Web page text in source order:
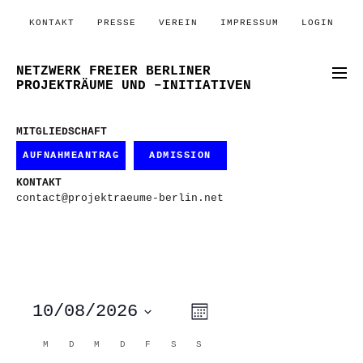
KONTAKT PRESSE VEREIN IMPRESSUM LOGIN
NETZWERK FREIER BERLINER
PROJEKTRÄUME UND –INITIATIVEN
MITGLIEDSCHAFT
AUFNAHMEANTRAG ADMISSION
KONTAKT
contact@projektraeume-berlin.net
ANSICHTEN-
NAVIGATION
VERANSTALTUNG
ANSICHTEN-
Monat
10/08/2026
wählen.
KALENDER
M MONTAG
D DIENSTAG
M MITTWOCH
D DONNERSTAG
F FREITAG
S SAMSTAG
S